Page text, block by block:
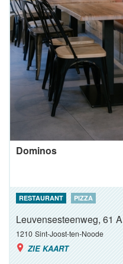
Dominos
RESTAURANT PIZZA
Leuvensesteenweg, 61 A
1210 Sint-Joost-ten-Noode
ZIE KAART